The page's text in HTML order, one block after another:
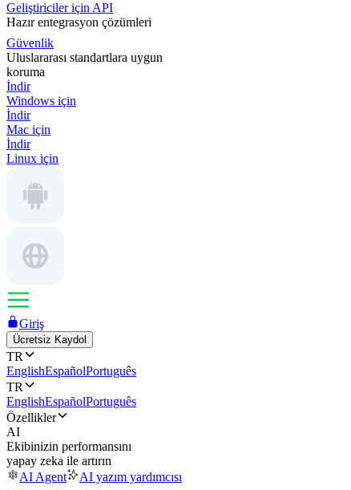
Geliştiriciler için API
Hazır entegrasyon çözümleri
Güvenlik
Uluslararası standartlara uygun
koruma
İndir
Windows için
İndir
Mac için
İndir
Linux için
Giriş
Ücretsiz Kaydol
TR
EnglishEspañolPortuguês
TR
EnglishEspañolPortuguês
Özellikler
AI
Ekibinizin performansını
yapay zeka ile artırın
AI Agent
AI yazım yardımcısı